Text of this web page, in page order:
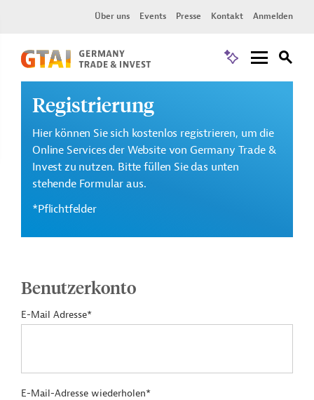
Über uns Events Presse Kontakt Anmelden
Registrierung
Hier können Sie sich kostenlos registrieren, um die
Online Services der Website von Germany Trade &
Invest zu nutzen. Bitte füllen Sie das unten
stehende Formular aus.
*Pflichtfelder
Benutzerkonto
E-Mail Adresse*
E-Mail-Adresse wiederholen*